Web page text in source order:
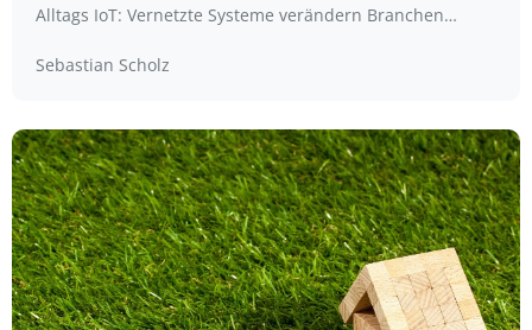
Alltags IoT: Vernetzte Systeme verändern Branchen…
Sebastian Scholz